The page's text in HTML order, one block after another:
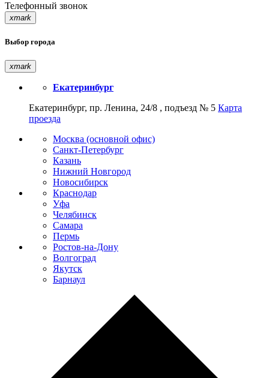
Телефонный звонок
xmark
Выбор города
xmark
Екатеринбург
Екатеринбург, пр. Ленина, 24/8 , подъезд № 5 Карта
проезда
Москва (основной офис)
Санкт-Петербург
Казань
Нижний Новгород
Новосибирск
Краснодар
Уфа
Челябинск
Самара
Пермь
Ростов-на-Дону
Волгоград
Якутск
Барнаул